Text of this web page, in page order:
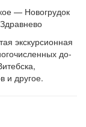
— Но­во­гру­док
экс­кур­си­он­ная
до­
и другое.